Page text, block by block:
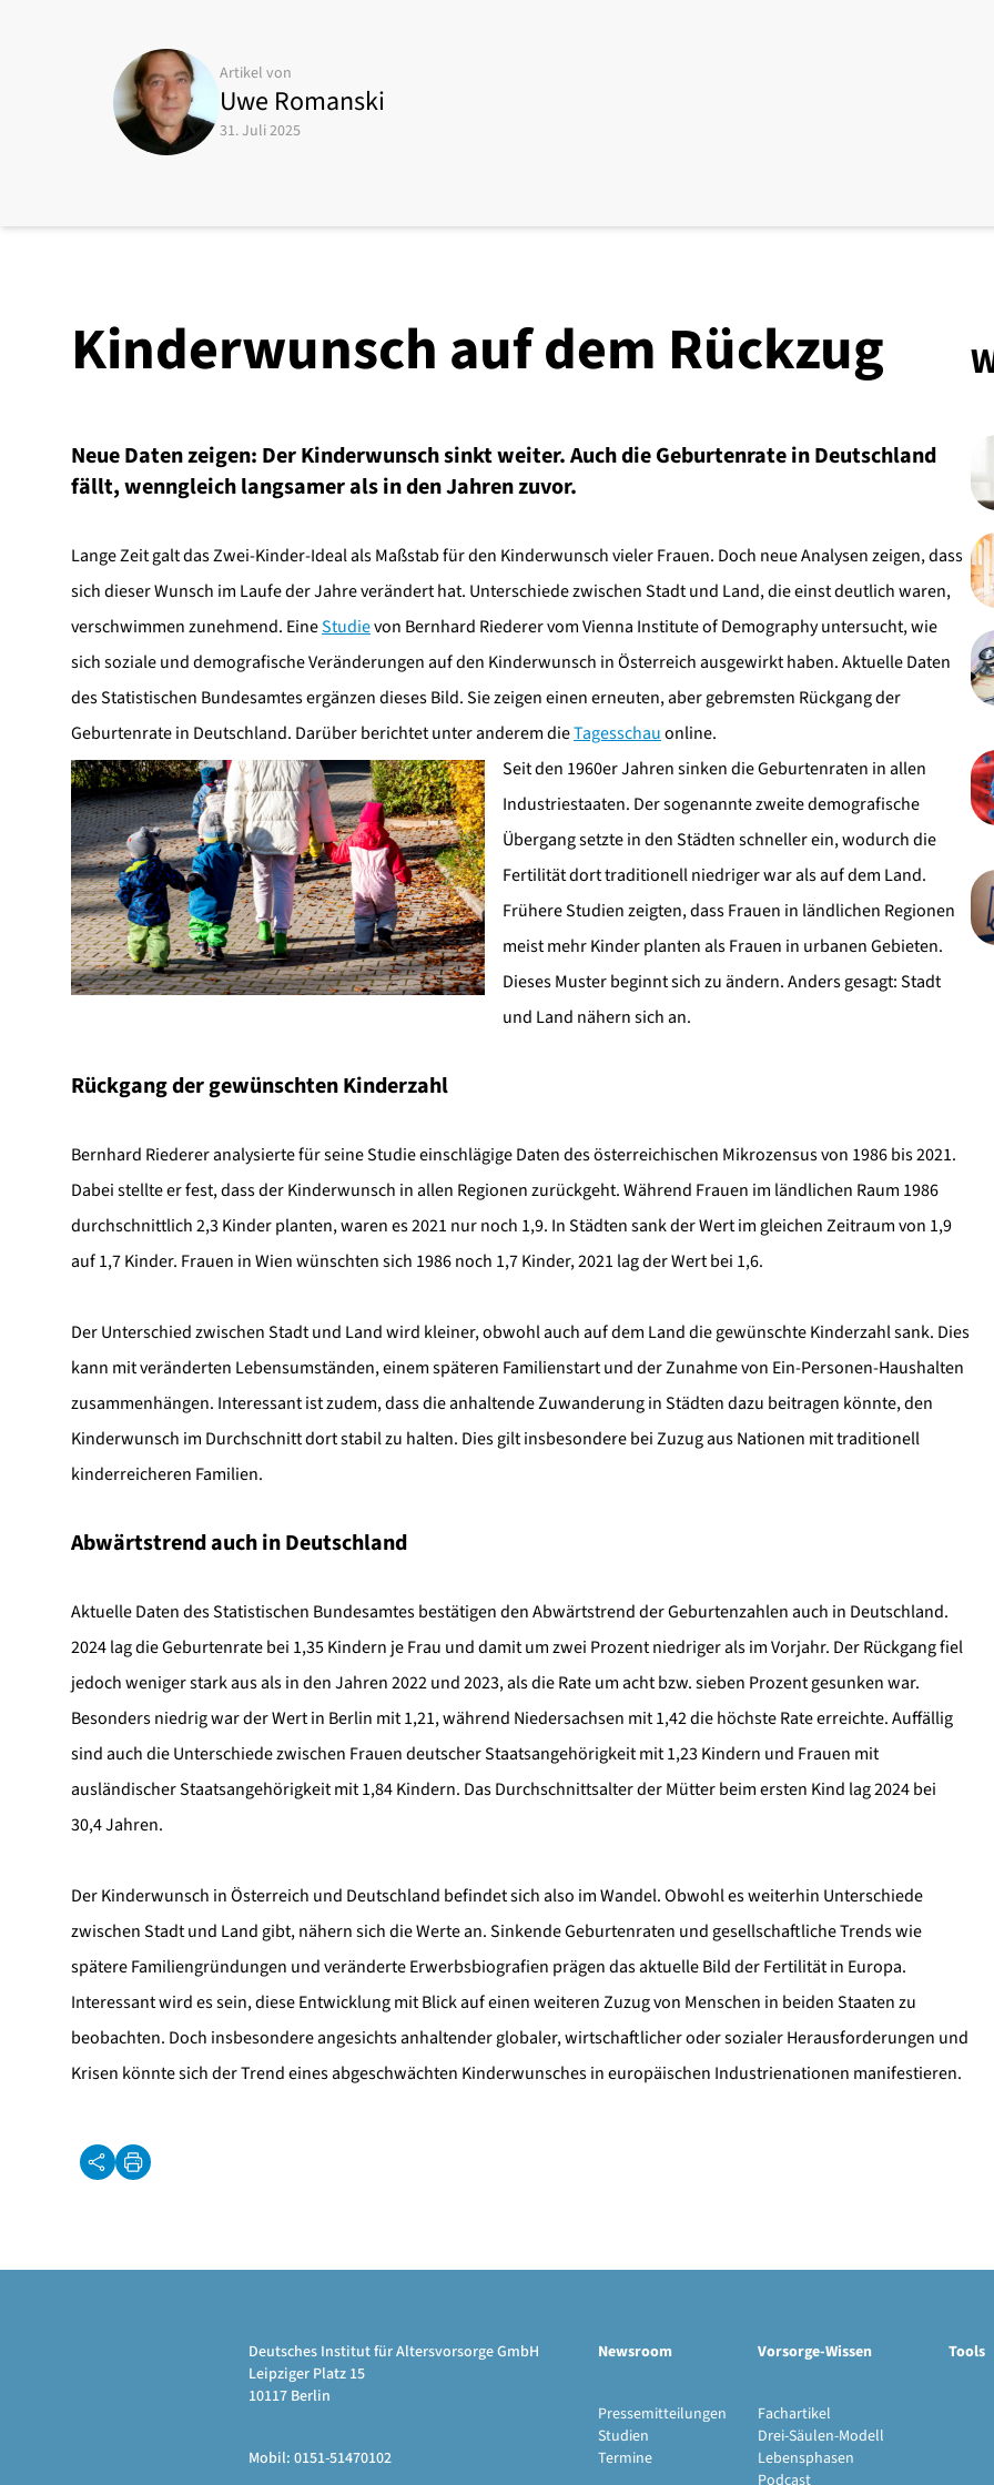
Artikel von
Uwe Romanski
31. Juli 2025
Kinderwunsch auf dem Rückzug
Neue Daten zeigen: Der Kinderwunsch sinkt weiter. Auch die Geburtenrate in Deutschland
fällt, wenngleich langsamer als in den Jahren zuvor.
Lange Zeit galt das Zwei-Kinder-Ideal als Maßstab für den Kinderwunsch vieler Frauen. Doch neue Analysen zeigen, dass
sich dieser Wunsch im Laufe der Jahre verändert hat. Unterschiede zwischen Stadt und Land, die einst deutlich waren,
verschwimmen zunehmend. EineStudievon Bernhard Riederer vom Vienna Institute of Demography untersucht, wie
sich soziale und demografische Veränderungen auf den Kinderwunsch in Österreich ausgewirkt haben. Aktuelle Daten
des Statistischen Bundesamtes ergänzen dieses Bild. Sie zeigen einen erneuten, aber gebremsten Rückgang der
Geburtenrate in Deutschland. Darüber berichtet unter anderem dieTagesschauonline.
Seit den 1960er Jahren sinken die Geburtenraten in allen
Industriestaaten. Der sogenannte zweite demografische
Übergang setzte in den Städten schneller ein, wodurch die
Fertilität dort traditionell niedriger war als auf dem Land.
Frühere Studien zeigten, dass Frauen in ländlichen Regionen
meist mehr Kinder planten als Frauen in urbanen Gebieten.
Dieses Muster beginnt sich zu ändern. Anders gesagt: Stadt
und Land nähern sich an.
Rückgang der gewünschten Kinderzahl
Bernhard Riederer analysierte für seine Studie einschlägige Daten des österreichischen Mikrozensus von 1986 bis 2021.
Dabei stellte er fest, dass der Kinderwunsch in allen Regionen zurückgeht. Während Frauen im ländlichen Raum 1986
durchschnittlich 2,3 Kinder planten, waren es 2021 nur noch 1,9. In Städten sank der Wert im gleichen Zeitraum von 1,9
auf 1,7 Kinder. Frauen in Wien wünschten sich 1986 noch 1,7 Kinder, 2021 lag der Wert bei 1,6.
Der Unterschied zwischen Stadt und Land wird kleiner, obwohl auch auf dem Land die gewünschte Kinderzahl sank. Dies
kann mit veränderten Lebensumständen, einem späteren Familienstart und der Zunahme von Ein-Personen-Haushalten
zusammenhängen. Interessant ist zudem, dass die anhaltende Zuwanderung in Städten dazu beitragen könnte, den
Kinderwunsch im Durchschnitt dort stabil zu halten. Dies gilt insbesondere bei Zuzug aus Nationen mit traditionell
kinderreicheren Familien.
Abwärtstrend auch in Deutschland
Aktuelle Daten des Statistischen Bundesamtes bestätigen den Abwärtstrend der Geburtenzahlen auch in Deutschland.
2024 lag die Geburtenrate bei 1,35 Kindern je Frau und damit um zwei Prozent niedriger als im Vorjahr. Der Rückgang fiel
jedoch weniger stark aus als in den Jahren 2022 und 2023, als die Rate um acht bzw. sieben Prozent gesunken war.
Besonders niedrig war der Wert in Berlin mit 1,21, während Niedersachsen mit 1,42 die höchste Rate erreichte. Auffällig
sind auch die Unterschiede zwischen Frauen deutscher Staatsangehörigkeit mit 1,23 Kindern und Frauen mit
ausländischer Staatsangehörigkeit mit 1,84 Kindern. Das Durchschnittsalter der Mütter beim ersten Kind lag 2024 bei
30,4 Jahren.
Der Kinderwunsch in Österreich und Deutschland befindet sich also im Wandel. Obwohl es weiterhin Unterschiede
zwischen Stadt und Land gibt, nähern sich die Werte an. Sinkende Geburtenraten und gesellschaftliche Trends wie
spätere Familiengründungen und veränderte Erwerbsbiografien prägen das aktuelle Bild der Fertilität in Europa.
Interessant wird es sein, diese Entwicklung mit Blick auf einen weiteren Zuzug von Menschen in beiden Staaten zu
beobachten. Doch insbesondere angesichts anhaltender globaler, wirtschaftlicher oder sozialer Herausforderungen und
Krisen könnte sich der Trend eines abgeschwächten Kinderwunsches in europäischen Industrienationen manifestieren.
Deutsches Institut für Altersvorsorge GmbH
Leipziger Platz 15
10117 Berlin
Mobil: 0151-51470102
Newsroom
Pressemitteilungen
Studien
Termine
Vorsorge-Wissen
Fachartikel
Drei-Säulen-Modell
Lebensphasen
Podcast
Tools